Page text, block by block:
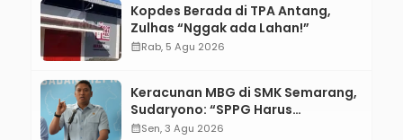
Kopdes Berada di TPA Antang,
Zulhas “Nggak ada Lahan!”
calendar_monthRab, 5 Agu 2026
Keracunan MBG di SMK Semarang,
Sudaryono: “SPPG Harus
Bertanggung Jawab!”
calendar_monthSen, 3 Agu 2026